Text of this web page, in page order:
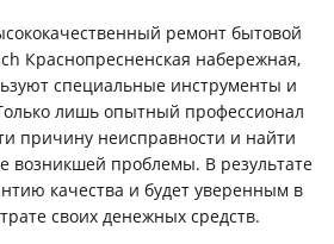
ремонт бытовой
Краснопресненская набережная,
специальные инструменты и
лишь опытный профессионал
причину неисправности и найти
возникшей проблемы. В результате
качества и будет уверенным в
своих денежных средств.